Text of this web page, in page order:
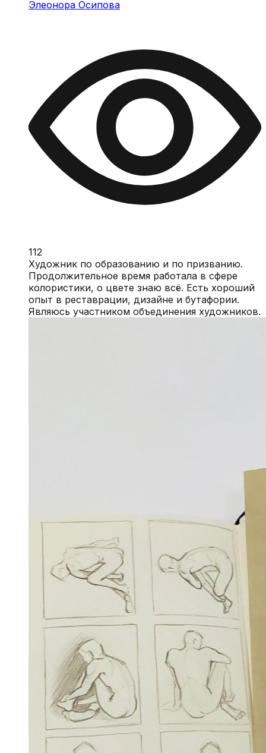
Элеонора Осипова
112
Художник по образованию и по призванию.
Продолжительное время работала в сфере
колористики, о цвете знаю всё. Есть хороший
опыт в реставрации, дизайне и бутафории.
Являюсь участником объединения художников.